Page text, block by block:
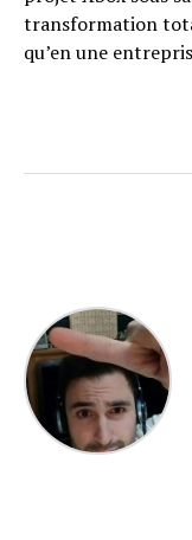
transformation
qu’en une